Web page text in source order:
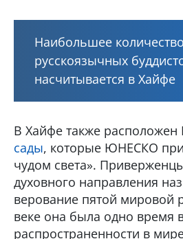
Наибольшее количество
русскоязычных
насчитывается в Хайфе
В Хайфе также расположен
сады, которые ЮНЕСКО
чудом света».
духовного направления
верование пятой мировой
веке она была одно время
распространенности в